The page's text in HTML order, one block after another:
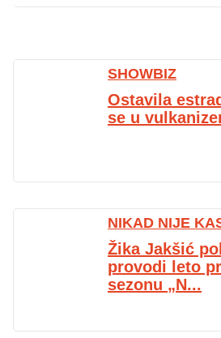
SHOWBIZ
Ostavila
se u
NIKAD NIJE
Žika Jakšić
provodi leto
sezonu „N...